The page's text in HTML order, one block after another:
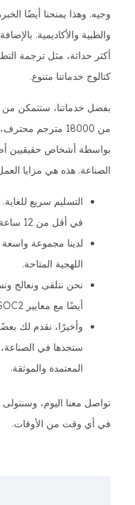
وجيه. وهذا يمنحنا أيضًا
والطبية والأكاديمية.
أكثر حداثة، مثل ترجمة
كتالوج خدماتنا متنوع.
بفضل خدماتنا، ستتمكن من
من 18000 مترجم
بواسطة أشخاص حقيقيين
الصناعة. هذه هي مزايا
التسليم سريع
في أقل من 12 ساعة بفضل نظام الترجمة التعاوني لدينا.
لدينا مجموعة
اللهجية المتاحة.
نحن نتلقى ونعالج
أيضًا مع معايير SOC2 و HIPAA.
وأخيرًا، نقدم لك
ستجدها في
المعتمدة والموثقة.
تواصل معنا اليوم، وسنتولى
في أي وقت من الأوقات.